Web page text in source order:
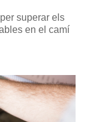
superar els
en el camí